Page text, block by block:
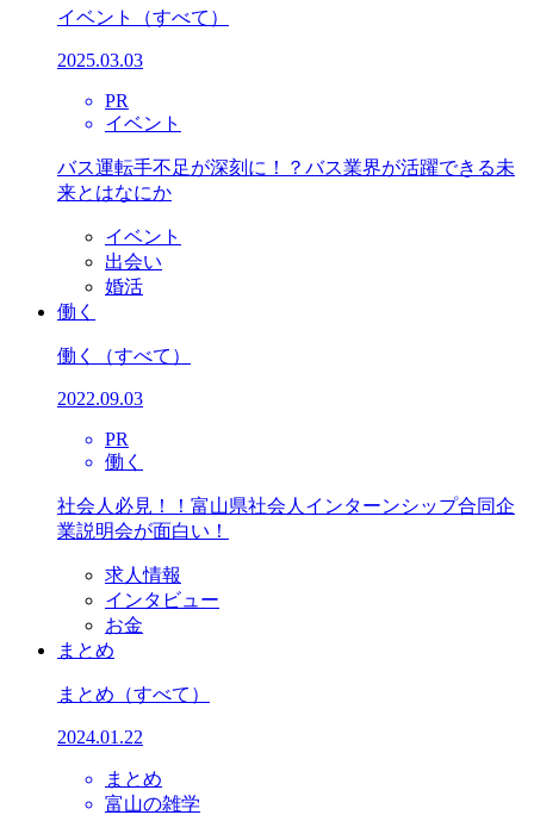
イベント （すべて）
2025.03.03
PR
イベント
バス運転手不足が深刻に！？バス業界が活躍できる未
来とはなにか
イベント
出会い
婚活
働く
働く （すべて）
2022.09.03
PR
働く
社会人必見！！富山県社会人インターンシップ合同企
業説明会が面白い！
求人情報
インタビュー
お金
まとめ
まとめ （すべて）
2024.01.22
まとめ
富山の雑学